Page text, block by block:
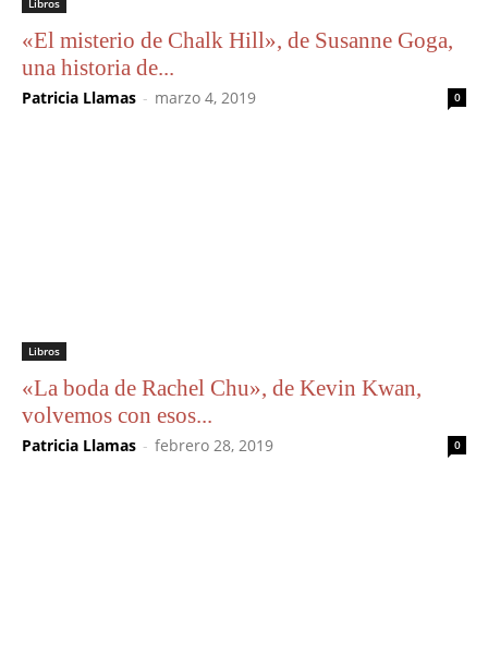
Libros
«El misterio de Chalk Hill», de Susanne Goga,
una historia de...
Patricia Llamas - marzo 4, 2019 0
Libros
«La boda de Rachel Chu», de Kevin Kwan,
volvemos con esos...
Patricia Llamas - febrero 28, 2019 0